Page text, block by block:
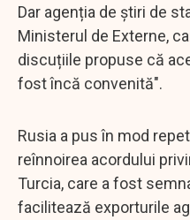
Dar agenția de știri de
Ministerul de Externe,
discuțiile propuse că
fost încă convenită".
Rusia a pus în mod
reînnoirea acordului
Turcia, care a fost
facilitează exporturile